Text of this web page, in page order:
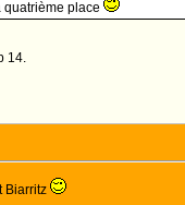
place
14.
Biarritz